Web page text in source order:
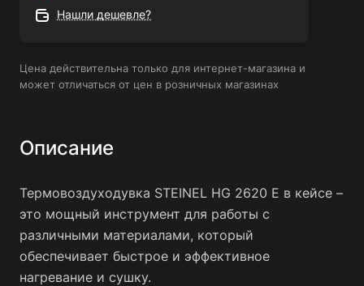
Работа с электропроводкой и трубопроводами.
Нашли дешевле?
Цена действительна только для интернет-магазина и
может отличаться от цен в розничных магазинах
Описание
Термовоздуходувка STEINEL HG 2620 E в кейсе –
это мощный инструмент для работы с
различными материалами, который
обеспечивает быстрое и эффективное
нагревание и сушку.